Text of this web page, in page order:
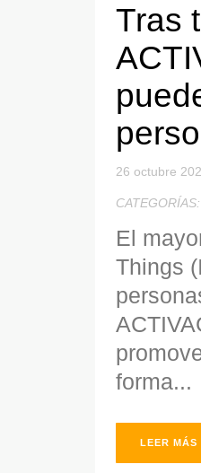
Tras
26 octubre
CATEGORÍAS:
El
Things
forma...
LEER MÁS